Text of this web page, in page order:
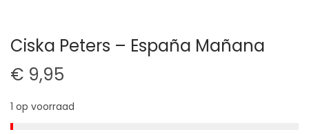
Ciska Peters – España Mañana
€ 9,95
1 op voorraad